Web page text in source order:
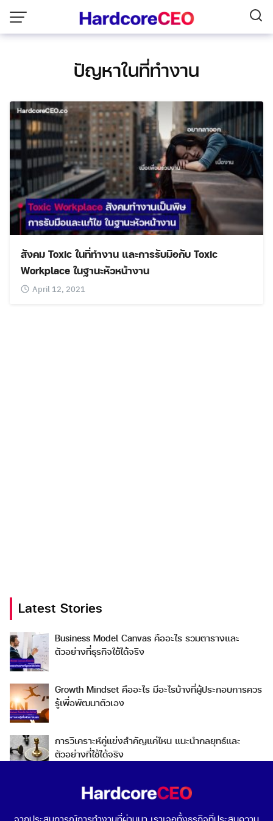
content
Search
for:
Search
ปัญหาในที่ทำงาน
สังคม Toxic ในที่ทำงาน และการรับมือกับ Toxic
Workplace ในฐานะหัวหน้างาน
April 12, 2021
Latest Stories
Business Model Canvas คืออะไร รวมตารางและ
ตัวอย่างที่ธุรกิจใช้ได้จริง
Growth Mindset คืออะไร มีอะไรบ้างที่ผู้ประกอบการควร
รู้เพื่อพัฒนาตัวเอง
การวิเคราะห์คู่แข่งสำคัญแค่ไหน แนะนำกลยุทธ์และ
ตัวอย่างที่ใช้ได้จริง
Go To Market คืออะไร เลือกกลยุทธ์การเข้าสู่ตลาดต่าง